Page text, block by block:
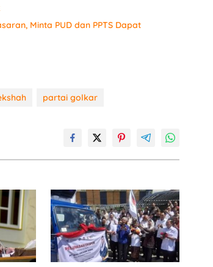
Minta PUD dan PPTS Dapat
partai golkar